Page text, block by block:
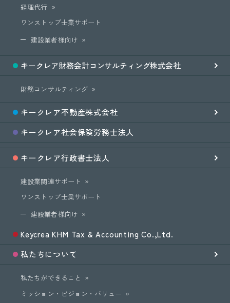
経理代行
ワンストップ士業サポート
建設業者様向け
キークレア財務会計コンサルティング株式会社
財務コンサルティング
キークレア不動産株式会社
キークレア社会保険労務士法人
キークレア行政書士法人
建設業関連サポート
ワンストップ士業サポート
建設業者様向け
Keycrea KHM Tax & Accounting Co.,Ltd.
私たちについて
私たちができること
ミッション・ビジョン・バリュー